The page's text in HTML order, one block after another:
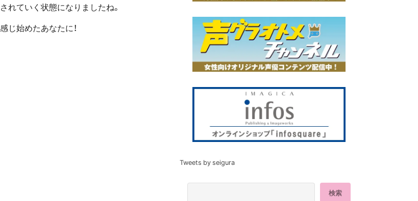
れていく状態になりましたね。
じ始めたあなたに！
Tweets by seigura